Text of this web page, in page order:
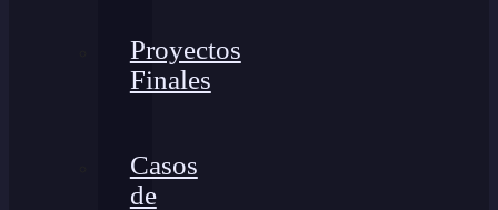
Proyectos
Finales
Casos
de